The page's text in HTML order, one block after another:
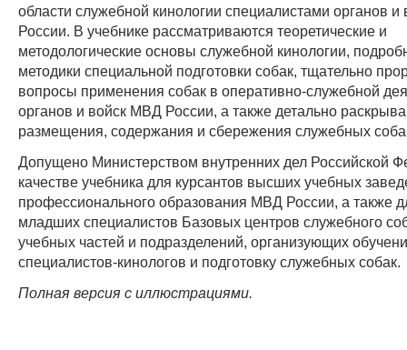
области служебной кинологии специалистами органов
России. В учебнике рассматриваются теоретические и
методологические основы служебной кинологии,
методики специальной подготовки собак, тщательно
вопросы применения собак в оперативно-служебной
органов и войск МВД России, а также детально
размещения, содержания и сбережения служебных
Допущено Министерством внутренних дел Российской
качестве учебника для курсантов высших учебных
профессионального образования МВД России, а также
младших специалистов Базовых центров служебного
учебных частей и подразделений, организующих
специалистов-кинологов и подготовку служебных собак.
Полная версия с иллюстрациями.